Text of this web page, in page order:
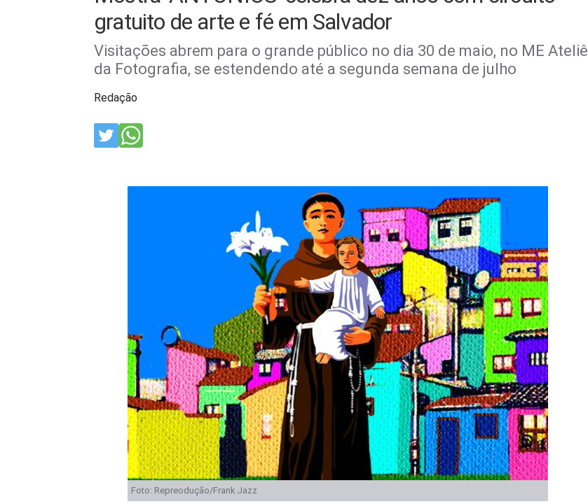
gratuito de arte e fé em Salvador
Visitações abrem para o grande público no dia 30 de maio, no ME Ateliê
da Fotografia, se estendendo até a segunda semana de julho
Redação
Foto: Repreodução/Frank Jazz